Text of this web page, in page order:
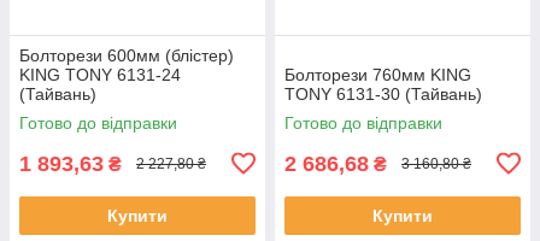
Болторези 600мм (блістер)
KING TONY 6131-24
(Тайвань)
Готово до відправки
1 893,63 ₴ 2 227,80 ₴
Купити
Болторези 760мм KING
TONY 6131-30 (Тайвань)
Готово до відправки
2 686,68 ₴ 3 160,80 ₴
Купити